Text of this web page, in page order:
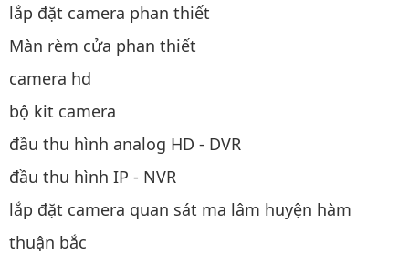
lắp đặt camera phan thiết
Màn rèm cửa phan thiết
camera hd
bộ kit camera
đầu thu hình analog HD - DVR
đầu thu hình IP - NVR
lắp đặt camera quan sát ma lâm huyện hàm
thuận bắc